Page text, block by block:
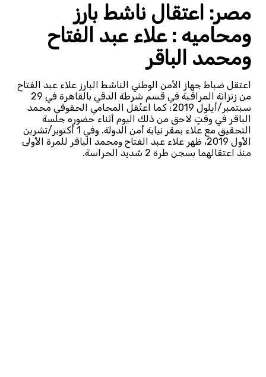
مصر: اعتقال ناشط بارز
ومحاميه : علاء عبد الفتاح
ومحمد الباقر
اعتقل ضباط جهاز الأمن الوطني الناشط البارز علاء عبد الفتاح
من زنزانة المراقبة في قسم شرطة الدقي بالقاهرة في 29
سبتمبر/أيلول 2019؛ كما اعتُقل المحامي الحقوقي محمد
الباقر في وقتٍ لاحق من ذلك اليوم أثناء حضوره جلسة
التحقيق مع علاء بمقر نيابة أمن الدولة. وفي 1 أكتوبر/تشرين
الأول 2019، ظهر علاء عبد الفتاح ومحمد الباقر للمرة الأولى
منذ اعتقالهما بسجن طرة 2 شديد الحراسة.